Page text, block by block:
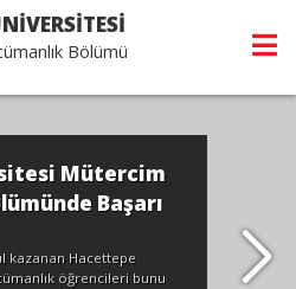
Bölümü
Mütercim
Başarı
kazanan Hacettepe
öğrencileri bunu